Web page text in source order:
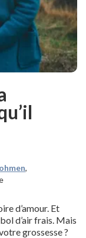
,
d’amour. Et
d’air frais. Mais
grossesse ?